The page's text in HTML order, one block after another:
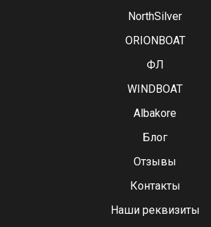
NorthSilver
ORIONBOAT
ФЛ
WINDBOAT
Albakore
Блог
Отзывы
Контакты
Наши реквизиты